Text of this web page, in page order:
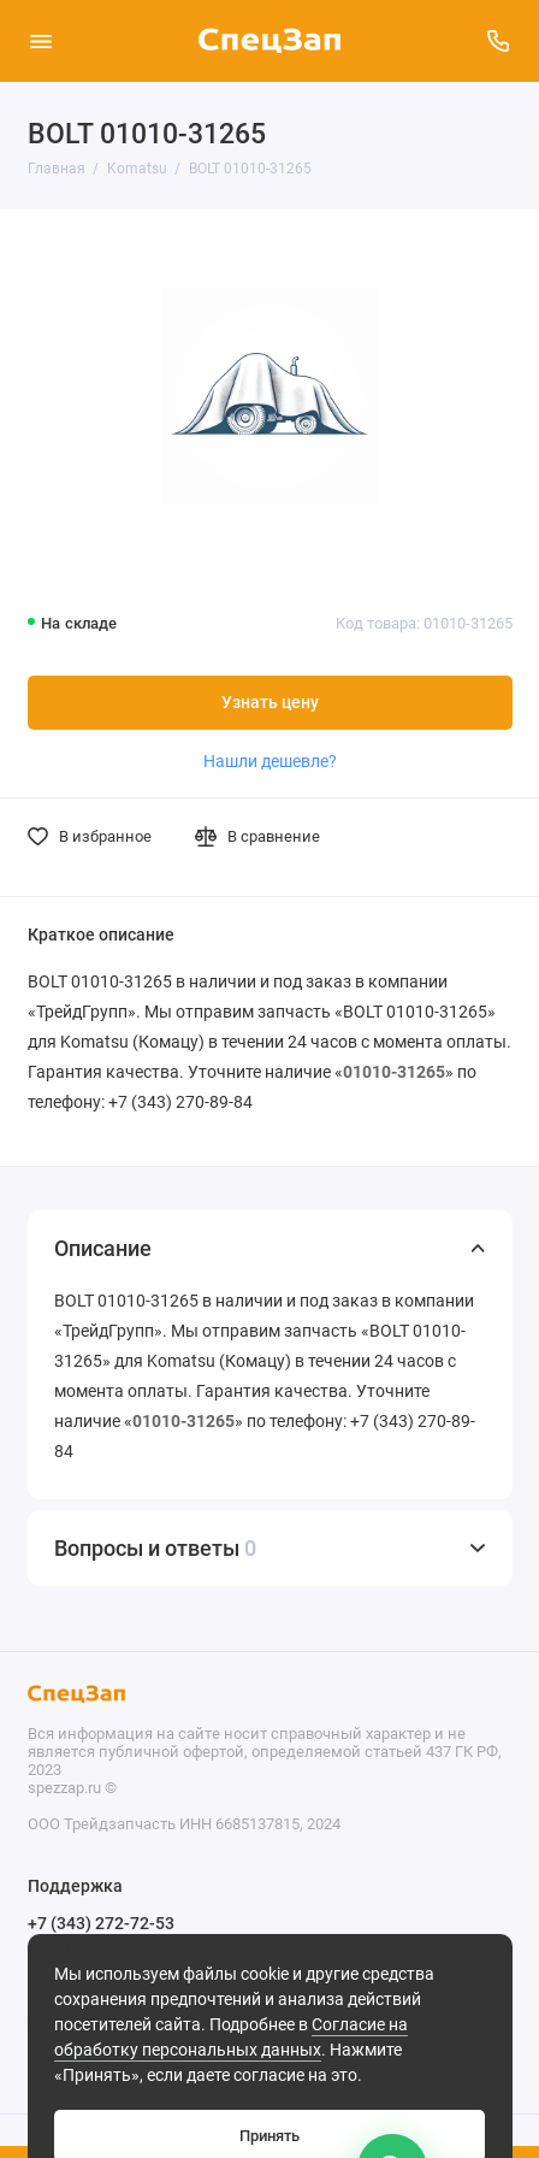
BOLT 01010-31265
Главная Komatsu BOLT 01010-31265
На складе Код товара: 01010-31265
Узнать цену
Нашли дешевле?
В избранное В сравнение
Краткое описание
BOLT 01010-31265 в наличии и под заказ в компании
«ТрейдГрупп». Мы отправим запчасть «BOLT 01010-31265»
для Komatsu (Комацу) в течении 24 часов с момента оплаты.
Гарантия качества. Уточните наличие «01010-31265» по
телефону: +7 (343) 270-89-84
Описание
BOLT 01010-31265 в наличии и под заказ в компании
«ТрейдГрупп». Мы отправим запчасть «BOLT 01010-
31265» для Komatsu (Комацу) в течении 24 часов с
момента оплаты. Гарантия качества. Уточните
наличие «01010-31265» по телефону: +7 (343) 270-89-
84
Вопросы и ответы 0
Мы используем файлы cookie и другие средства
сохранения предпочтений и анализа действий
посетителей сайта. Подробнее вСогласие на
обработку персональных данных. Нажмите
«Принять», если даете согласие на это.
Принять
Вся информация на сайте носит справочный характер и не
является публичной офертой, определяемой статьей 437 ГК РФ,
2023
spezzap.ru ©️
ООО Трейдзапчасть ИНН 6685137815, 2024
Поддержка
+7 (343) 272-72-53
Обратный звонок
620030, г. Екатеринбург, ул. Карьерная, д. 14, оф. 14.
Мы в сети